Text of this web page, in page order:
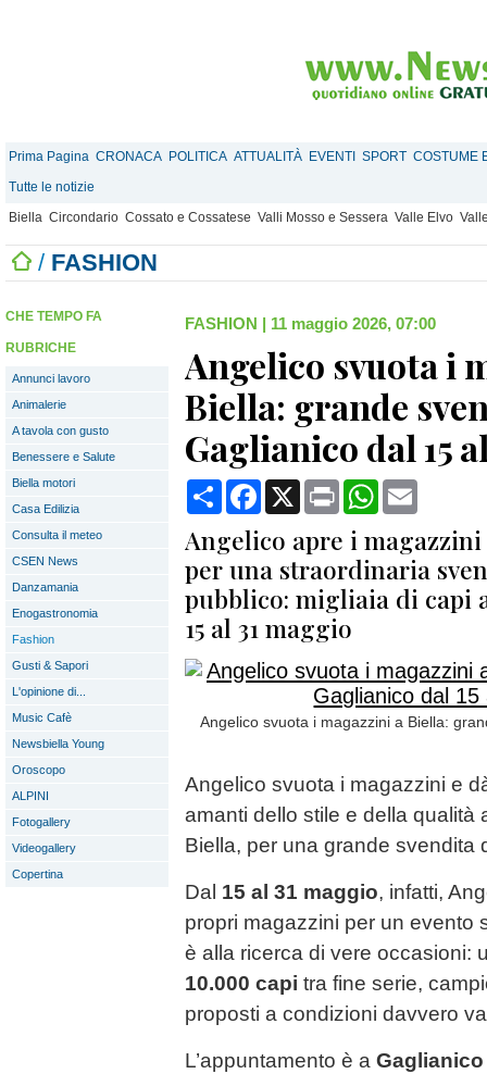
Prima Pagina CRONACA POLITICA ATTUALITÀ EVENTI SPORT COSTUME
Tutte le notizie
Biella Circondario Cossato e Cossatese Valli Mosso e Sessera Valle Elvo
/ FASHION
CHE TEMPO FA
RUBRICHE
Annunci lavoro
Animalerie
A tavola con gusto
Benessere e Salute
Biella motori
Casa Edilizia
Consulta il meteo
CSEN News
Danzamania
Enogastronomia
Fashion
Gusti & Sapori
L'opinione di...
Music Cafè
Newsbiella Young
Oroscopo
ALPINI
Fotogallery
Videogallery
Copertina
FASHION | 11 maggio 2026, 07:00
Angelico svuota i
Biella: grande
Gaglianico dal 15
CondividiFacebook
X Print WhatsApp
Angelico apre i
per una straordinaria
pubblico: migliaia di
15 al 31 maggio
Angelico svuota i magazzini a Biella:
Angelico svuota i magazzini e
amanti dello stile e della qualità
Biella, per una grande svendita
Dal 15 al 31 maggio, infatti,
propri magazzini per un evento
è alla ricerca di vere occasioni:
10.000 capi tra fine serie,
proposti a condizioni davvero
L’appuntamento è a Gaglianico